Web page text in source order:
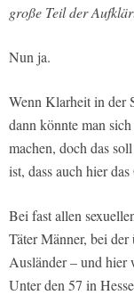
große Teil der
Nun ja.
Wenn Klarheit in der
dann könnte man
machen, doch das
ist, dass auch hier
Bei fast allen
Täter Männer, bei
Ausländer – und hier
Unter den 57 in